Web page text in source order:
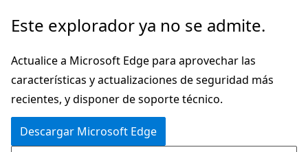
Ir
contenido
principal
Ir
la
navegación
en
la
página
Este explorador ya no se admite.
Actualice a Microsoft Edge para aprovechar las
características y actualizaciones de seguridad más
recientes, y disponer de soporte técnico.
Descargar Microsoft Edge